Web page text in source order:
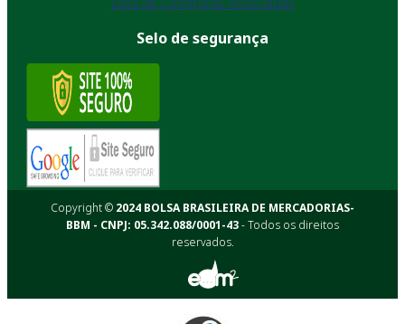
Selo de segurança
Copyright © 2024 BOLSA BRASILEIRA DE MERCADORIAS-
BBM - CNPJ: 05.342.088/0001-43- Todos os direitos
reservados.